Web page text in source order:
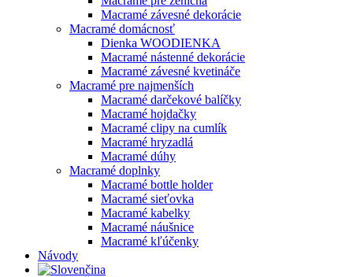
Macramé závesné dekorácie
Macramé domácnosť
Dienka WOODIENKA
Macramé nástenné dekorácie
Macramé závesné kvetináče
Macramé pre najmenších
Macramé darčekové balíčky
Macramé hojdačky
Macramé clipy na cumlík
Macramé hryzadlá
Macramé dúhy
Macramé doplnky
Macramé bottle holder
Macramé sieťovka
Macramé kabelky
Macramé náušnice
Macramé kľúčenky
Návody